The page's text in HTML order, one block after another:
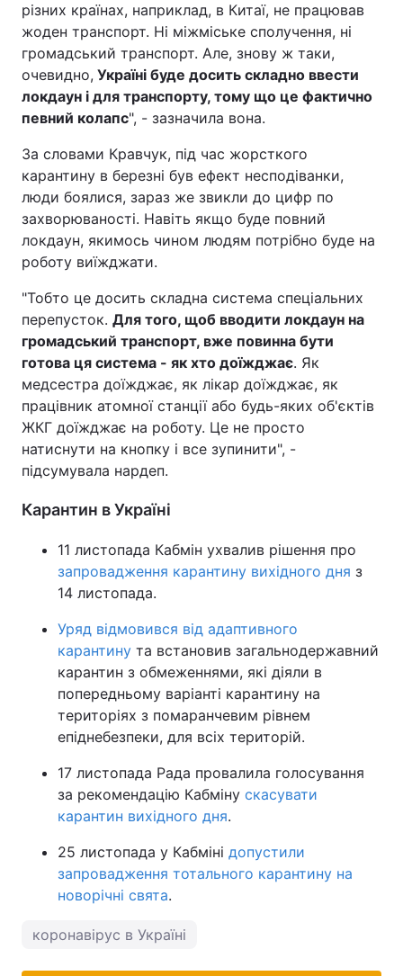
Тема оформлення
різних країнах, наприклад, в Китаї, не працював
жоден транспорт. Ні міжміське сполучення, ні
громадський транспорт. Але, знову ж таки,
очевидно, Україні буде досить складно ввести
локдаун і для транспорту, тому що це фактично
певний колапс", - зазначила вона.
За словами Кравчук, під час жорсткого
карантину в березні був ефект несподіванки,
люди боялися, зараз же звикли до цифр по
захворюваності. Навіть якщо буде повний
локдаун, якимось чином людям потрібно буде на
роботу виїжджати.
"Тобто це досить складна система спеціальних
перепусток. Для того, щоб вводити локдаун на
громадський транспорт, вже повинна бути
готова ця система - як хто доїжджає. Як
медсестра доїжджає, як лікар доїжджає, як
працівник атомної станції або будь-яких об'єктів
ЖКГ доїжджає на роботу. Це не просто
натиснути на кнопку і все зупинити", -
підсумувала нардеп.
Карантин в Україні
11 листопада Кабмін ухвалив рішення про
запровадження карантину вихідного дня з
14 листопада.
Уряд відмовився від адаптивного
карантину та встановив загальнодержавний
карантин з обмеженнями, які діяли в
попередньому варіанті карантину на
територіях з помаранчевим рівнем
епіднебезпеки, для всіх територій.
17 листопада Рада провалила голосування
за рекомендацію Кабміну скасувати
карантин вихідного дня.
25 листопада у Кабміні допустили
запровадження тотального карантину на
новорічні свята.
коронавірус в Україні